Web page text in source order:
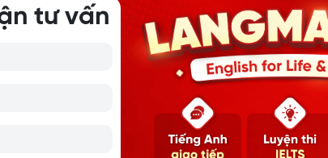
tiết của cụm từ này.
dõi, quản lý hoặc cập nhật thông tin liên quan
thường xuyên.
tư vấn